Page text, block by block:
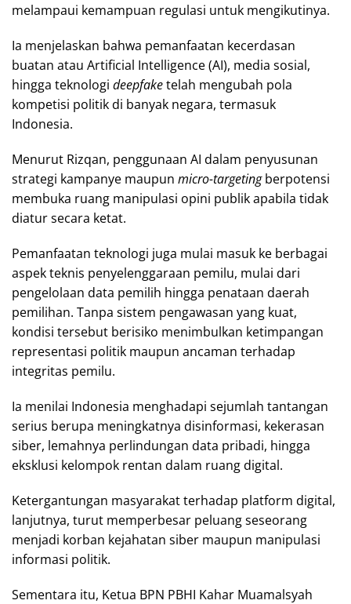
melampaui kemampuan regulasi untuk mengikutinya.
Ia menjelaskan bahwa pemanfaatan kecerdasan
buatan atau Artificial Intelligence (AI), media sosial,
hingga teknologi deepfaketelah mengubah pola
kompetisi politik di banyak negara, termasuk
Indonesia.
Menurut Rizqan, penggunaan AI dalam penyusunan
strategi kampanye maupun micro-targetingberpotensi
membuka ruang manipulasi opini publik apabila tidak
diatur secara ketat.
Pemanfaatan teknologi juga mulai masuk ke berbagai
aspek teknis penyelenggaraan pemilu, mulai dari
pengelolaan data pemilih hingga penataan daerah
pemilihan. Tanpa sistem pengawasan yang kuat,
kondisi tersebut berisiko menimbulkan ketimpangan
representasi politik maupun ancaman terhadap
integritas pemilu.
Ia menilai Indonesia menghadapi sejumlah tantangan
serius berupa meningkatnya disinformasi, kekerasan
siber, lemahnya perlindungan data pribadi, hingga
eksklusi kelompok rentan dalam ruang digital.
Ketergantungan masyarakat terhadap platform digital,
lanjutnya, turut memperbesar peluang seseorang
menjadi korban kejahatan siber maupun manipulasi
informasi politik.
Sementara itu, Ketua BPN PBHI Kahar Muamalsyah